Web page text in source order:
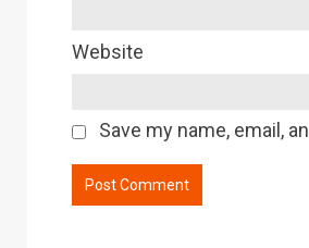
Website
Save my name, email,